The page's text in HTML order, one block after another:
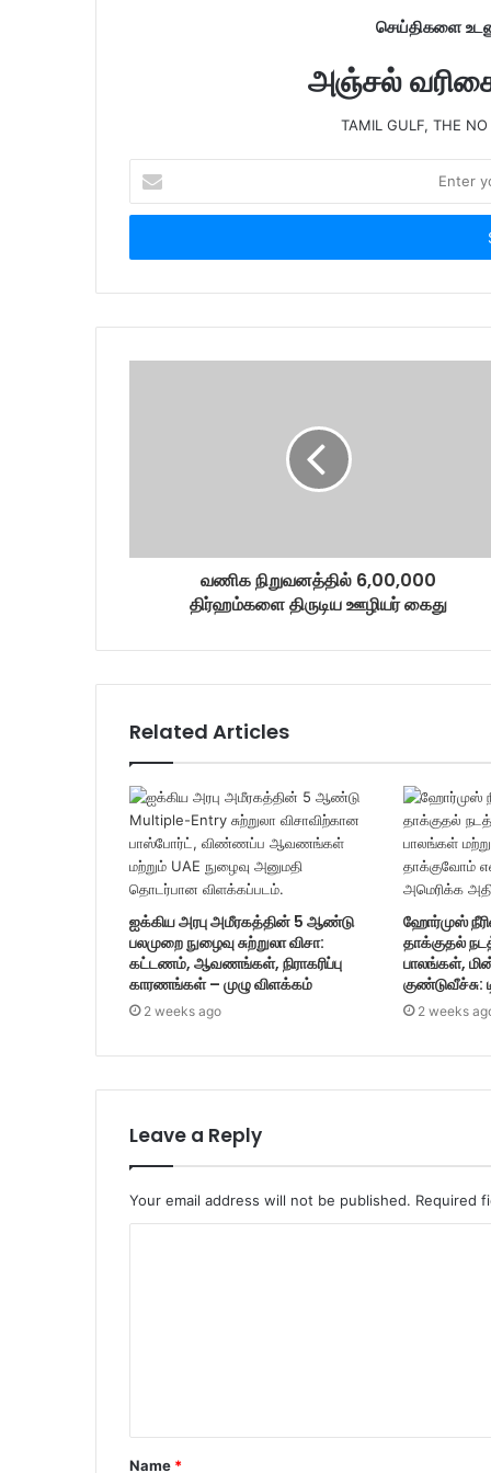
செய்திகளை
அஞ்சல்
TAMIL GULF, THE
t
r
u
r
வணிக நிறுவனத்தில் 6,00,000
திர்ஹம்களை திருடிய ஊழியர் கைது
Related Articles
ஐக்கிய அரபு அமீரகத்தின் 5 ஆண்டு
பலமுறை நுழைவு சுற்றுலா விசா:
கட்டணம், ஆவணங்கள், நிராகரிப்பு
காரணங்கள் – முழு விளக்கம்
2 weeks ago
ஹோர்முஸ்
தாக்குதல்
பாலங்கள்,
குண்டுவீச்சு:
2 weeks
Leave a Reply
Your email address will not be published. Required
t
Name *